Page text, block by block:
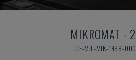
MIKROMAT -
DE-MIL-MIK-1998-